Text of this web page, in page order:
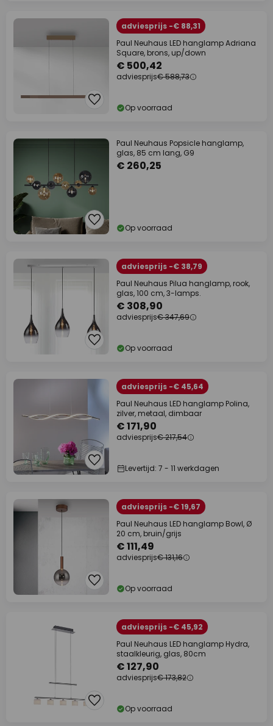
adviesprijs -€ 88,31
Paul Neuhaus LED hanglamp Adriana
Square, brons, up/down
€ 500,42
adviesprijs€ 588,73
Op voorraad
Paul Neuhaus Popsicle hanglamp,
glas, 85 cm lang, G9
€ 260,25
Op voorraad
adviesprijs -€ 38,79
Paul Neuhaus Pilua hanglamp, rook,
glas, 100 cm, 3-lamps.
€ 308,90
adviesprijs€ 347,69
Op voorraad
adviesprijs -€ 45,64
Paul Neuhaus LED hanglamp Polina,
zilver, metaal, dimbaar
€ 171,90
adviesprijs€ 217,54
Levertijd: 7 - 11 werkdagen
adviesprijs -€ 19,67
Paul Neuhaus LED hanglamp Bowl, Ø
20 cm, bruin/grijs
€ 111,49
adviesprijs€ 131,16
Op voorraad
adviesprijs -€ 45,92
Paul Neuhaus LED hanglamp Hydra,
staalkleurig, glas, 80cm
€ 127,90
adviesprijs€ 173,82
Op voorraad